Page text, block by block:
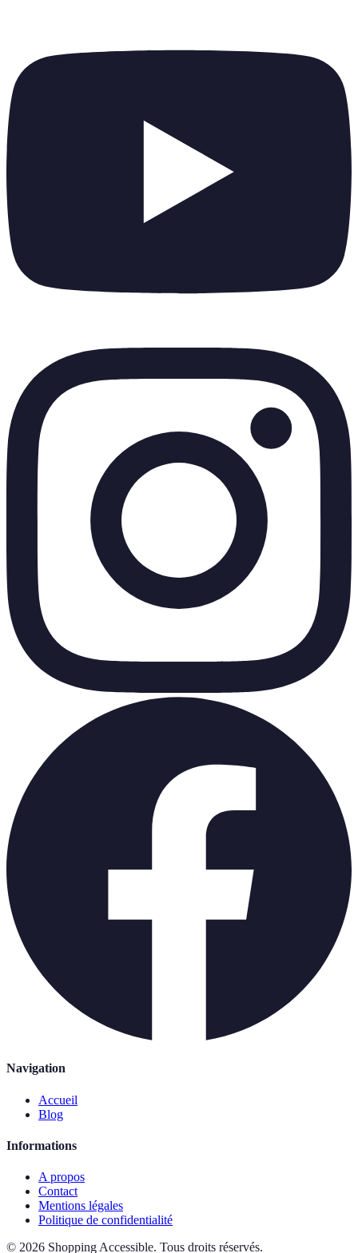
Navigation
Accueil
Blog
Informations
A propos
Contact
Mentions légales
Politique de confidentialité
© 2026 Shopping Accessible. Tous droits réservés.